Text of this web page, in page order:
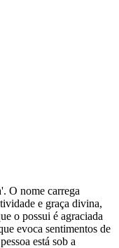
O nome carrega
e graça divina,
o possui é agraciada
evoca sentimentos de
está sob a